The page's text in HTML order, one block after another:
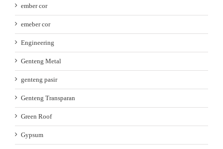
ember cor
emeber cor
Engineering
Genteng Metal
genteng pasir
Genteng Transparan
Green Roof
Gypsum